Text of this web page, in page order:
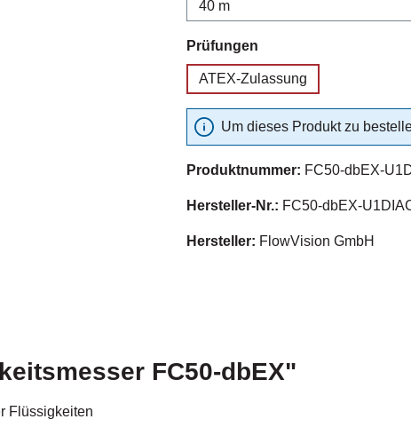
Prüfungen
ATEX-Zulassung
Um dieses Produkt zu
Produktnummer: FC50-dbEX-
Hersteller-Nr.: FC50-dbEX-
Hersteller: FlowVision GmbH
FC50-dbEX"
Flüssigkeiten